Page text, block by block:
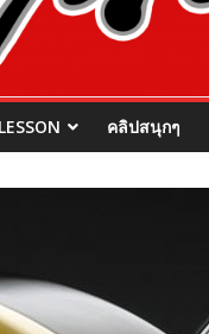
LESSON คลิปสนุกๆ